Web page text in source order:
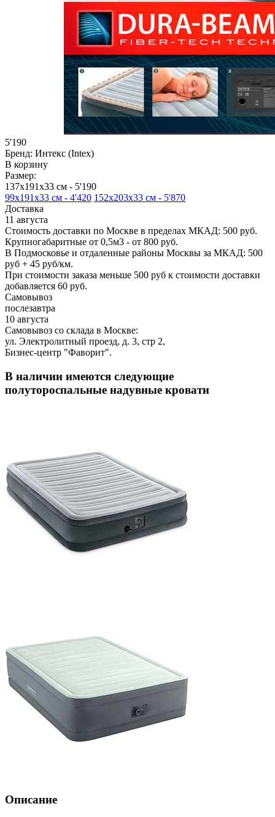
5'190
Бренд: Интекс (Intex)
В корзину
Размер:
137х191х33 см - 5'190
99х191х33 см - 4'420 152х203х33 см - 5'870
Доставка
11 августа
Стоимость доставки по Москве в пределах МКАД: 500 руб.
Крупногабаритные от 0,5м3 - от 800 руб.
В Подмосковье и отдаленные районы Москвы за МКАД: 500
руб + 45 руб/км.
При стоимости заказа меньше 500 руб к стоимости доставки
добавляется 60 руб.
Самовывоз
послезавтра
10 августа
Самовывоз со склада в Москве:
ул. Электролитный проезд, д. 3, стр 2,
Бизнес-центр "Фаворит".
В наличии имеются следующие
полутороспальные надувные кровати
Описание